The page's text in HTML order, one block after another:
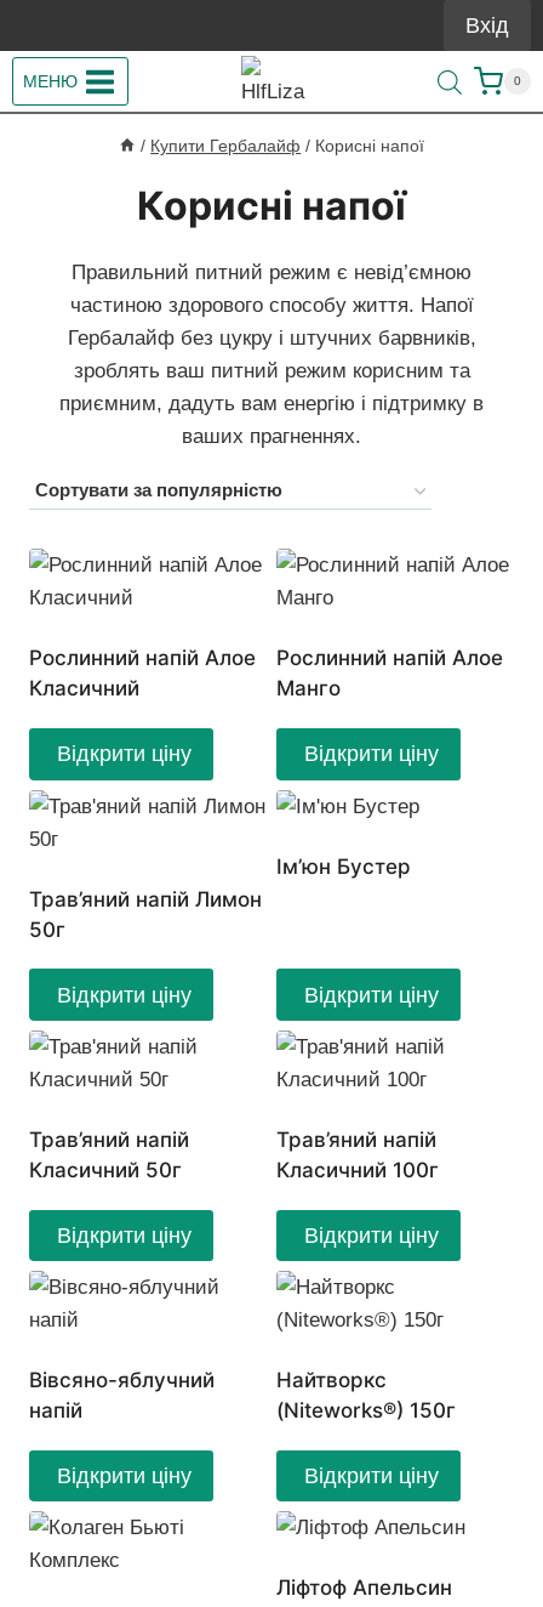
до
вмісту
Вхід
МЕНЮ 0
/ Купити Гербалайф / Корисні напої
Корисні напої
Правильний питний режим є невід’ємною
частиною здорового способу життя. Напої
Гербалайф без цукру і штучних барвників,
зроблять ваш питний режим корисним та
приємним, дадуть вам енергію і підтримку в
ваших прагненнях.
Рослинний напій Алое
Класичний
Відкрити ціну
Рослинний напій Алое
Манго
Відкрити ціну
Трав’яний напій Лимон
50г
Відкрити ціну
Ім’юн Бустер
Відкрити ціну
Трав’яний напій
Класичний 50г
Відкрити ціну
Трав’яний напій
Класичний 100г
Відкрити ціну
Вівсяно-яблучний
напій
Відкрити ціну
Найтворкс
(Niteworks®) 150г
Відкрити ціну
Ліфтоф Апельсин